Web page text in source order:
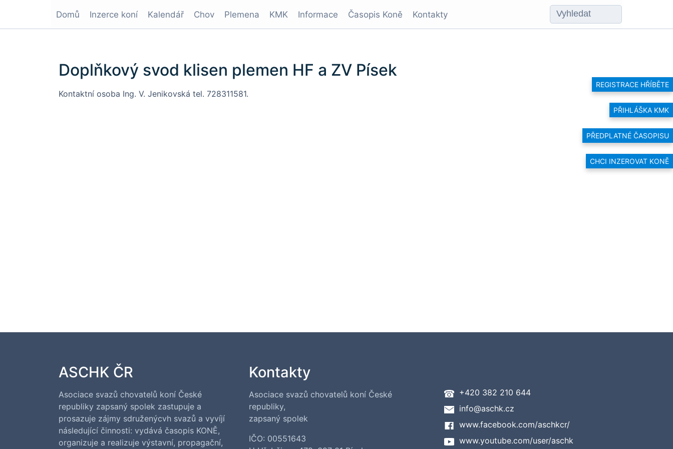
REGISTRACE HŘÍBĚTE
PŘIHLÁŠKA KMK
PŘEDPLATNÉ ČASOPISU
CHCI INZEROVAT KONĚ
Domů Inzerce koní Kalendář Chov Plemena KMK Informace Časopis Koně Kontakty
Doplňkový svod klisen plemen HF a ZV Písek
Kontaktní osoba Ing. V. Jenikovská tel. 728311581.
ASCHK ČR
Asociace svazů chovatelů koní České
republiky zapsaný spolek zastupuje a
prosazuje zájmy sdruženýcvh svazů a vyvíjí
následující činnosti: vydává časopis KONĚ,
organizuje a realizuje výstavní, propagační,
Kontakty
Asociace svazů chovatelů koní České
republiky,
zapsaný spolek
IČO: 00551643
+420 382 210 644
info@aschk.cz
www.facebook.com/aschkcr/
www.youtube.com/user/aschk